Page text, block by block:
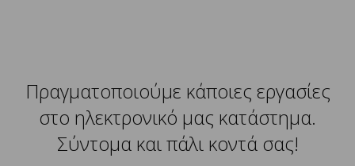
Πραγματοποιούμε κάποιες εργασίες
στο ηλεκτρονικό μας κατάστημα.
Σύντομα και πάλι κοντά σας!